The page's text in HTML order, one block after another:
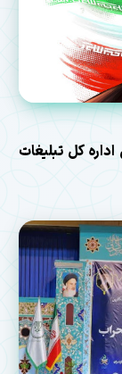
کل تبلیغات